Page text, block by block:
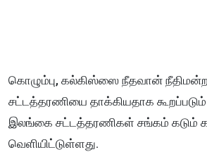
கொழும்பு, கல்கிஸ்ஸை நீதவான்
சட்டத்தரணியை தாக்கியதாக
இலங்கை சட்டத்தரணிகள் சங்கம்
வெளியிட்டுள்ளது.